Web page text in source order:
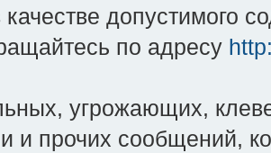
допустимого
по адресу
угрожающих,
и прочих сообщений,